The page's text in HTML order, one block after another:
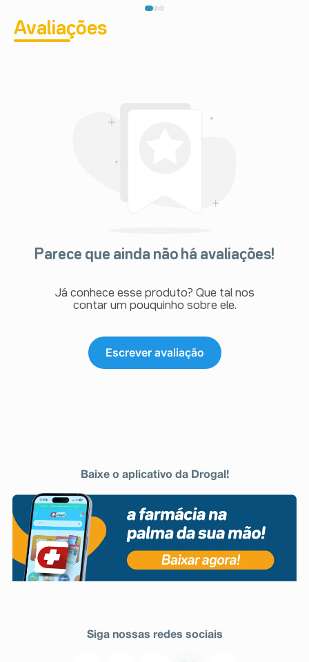
Avaliações
Parece que ainda não há avaliações!
Já conhece esse produto? Que tal nos
contar um pouquinho sobre ele.
Escrever avaliação
Baixe o aplicativo da Drogal!
Siga nossas redes sociais